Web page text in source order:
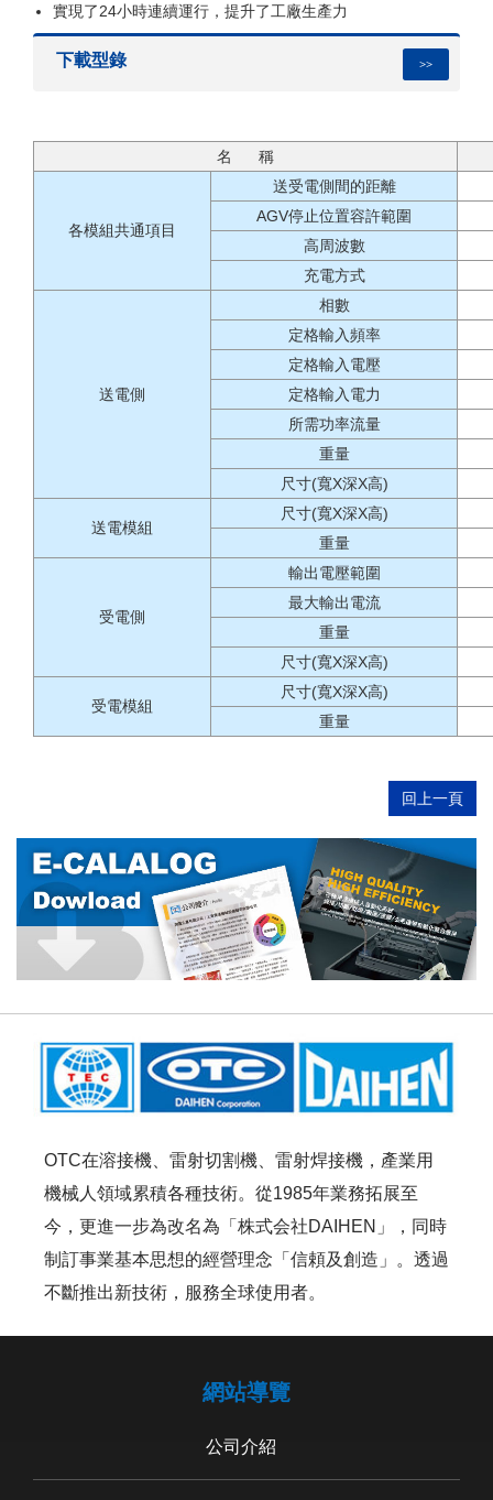
實現了24小時連續運行，提升了工廠生產力
>>
下載型錄
名 稱
各模組共通項目
送受電側間的距離
AGV停止位置容許範圍
高周波數
充電方式
送電側
相數
定格輸入頻率
定格輸入電壓
定格輸入電力
所需功率流量
重量
尺寸(寬X深X高)
送電模組
尺寸(寬X深X高)
重量
受電側
輸出電壓範圍
最大輸出電流
重量
尺寸(寬X深X高)
受電模組
尺寸(寬X深X高)
重量
回上一頁
OTC在溶接機、雷射切割機、雷射焊接機，產業用
機械人領域累積各種技術。從1985年業務拓展至
今，更進一步為改名為「株式会社DAIHEN」，同時
制訂事業基本思想的經營理念「信頼及創造」。透過
不斷推出新技術，服務全球使用者。
網站導覽
公司介紹